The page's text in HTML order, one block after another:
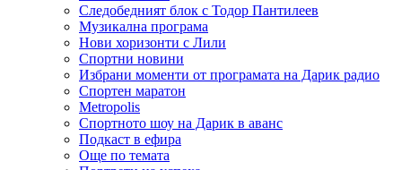
Следобедният блок с Тодор Пантилеев
Музикална програма
Нови хоризонти с Лили
Спортни новини
Избрани моменти от програмата на Дарик радио
Спортен маратон
Metropolis
Спортното шоу на Дарик в аванс
Подкаст в ефира
Още по темата